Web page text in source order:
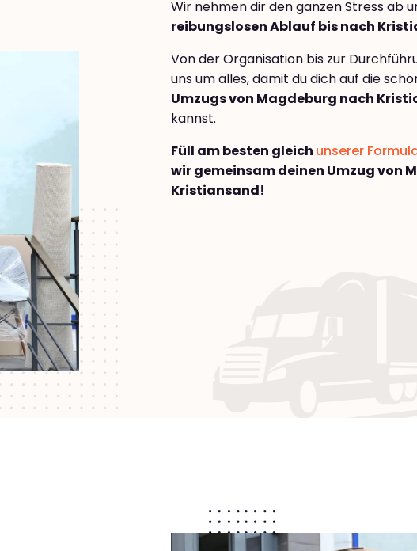
Wir nehmen dir den ganzen Stress ab
reibungslosen Ablauf bis nach
Von der Organisation bis zur
uns um alles, damit du dich auf die
Umzugs von Magdeburg nach
kannst.
Füll am besten gleich unserer
wir gemeinsam deinen Umzug von
Kristiansand!